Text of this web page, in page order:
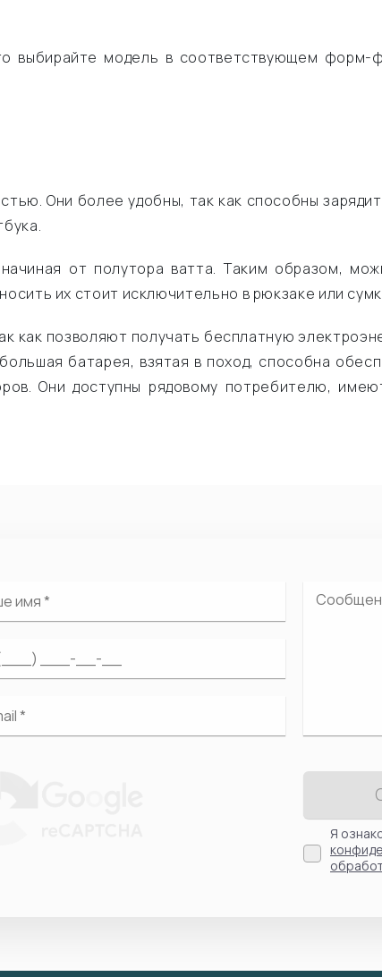
выбирайте модель в соответствующем форм-
Они более удобны, так как способны
от полутора ватта. Таким образом,
их стоит исключительно в рюкзаке или
как позволяют получать бесплатную
батарея, взятая в поход, способна
Они доступны рядовому потребителю,
Я